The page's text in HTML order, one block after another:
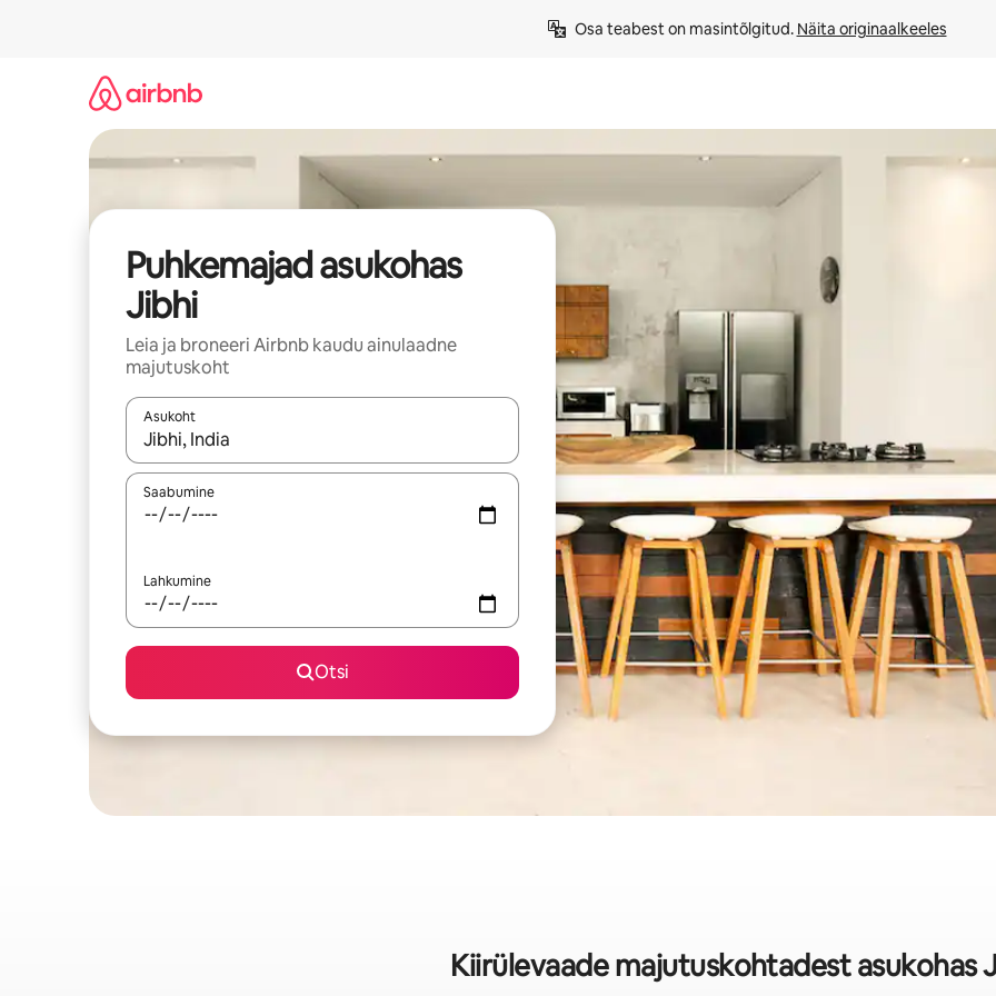
Osa teabest on masintõlgitud. Näita originaalkeeles
Puhkemajad asukohas
Jibhi
Leia ja broneeri Airbnb kaudu ainulaadne
majutuskoht
Asukoht
Kui tulemused on kuvatud, liigu ekraanil nooleklahvidega või puuduta või tõmba mööda ekraani.
Saabumine
Lahkumine
Otsi
Kiirülevaade majutuskohtadest asukohas